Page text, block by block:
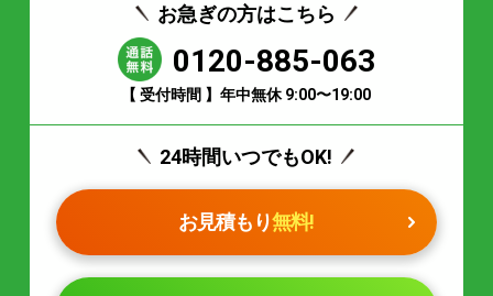
お急ぎの方はこちら
0120-885-063
【 受付時間 】年中無休 9:00〜19:00
24時間いつでもOK!
お見積もり無料!